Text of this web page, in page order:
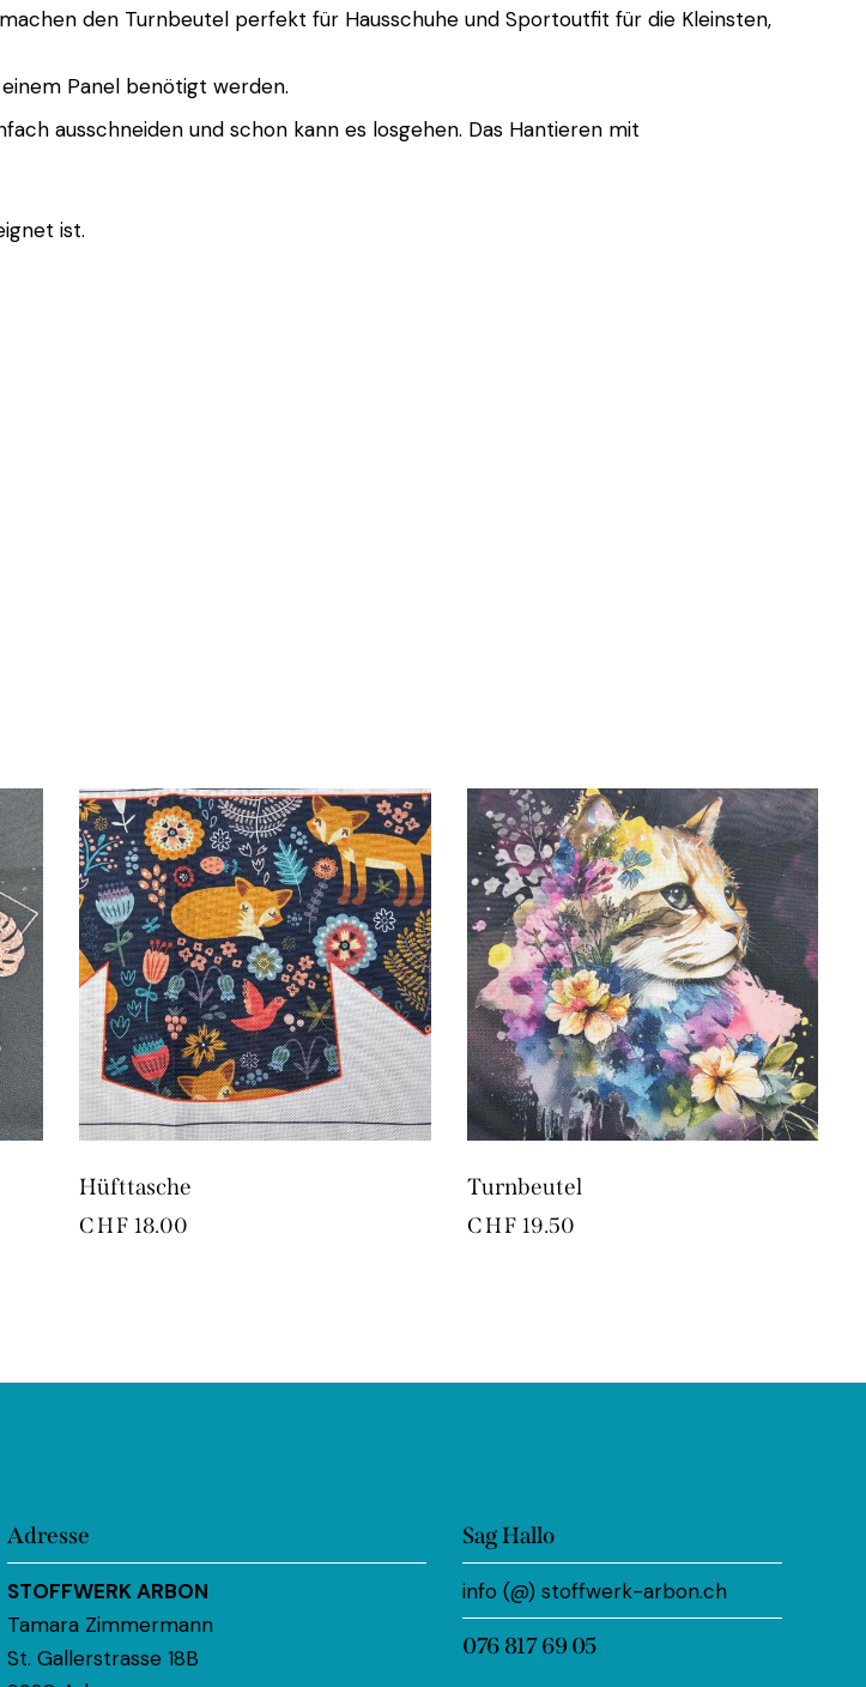
den Turnbeutel perfekt für Hausschuhe und Sportoutfit für die Kleinsten,
Panel benötigt werden.
ausschneiden und schon kann es losgehen. Das Hantieren mit
ist.
Hüfttasche
CHF 18.00
Turnbeutel
CHF 19.50
Adresse
STOFFWERK ARBON
Tamara Zimmermann
St. Gallerstrasse 18B
Sag Hallo
info (@) stoffwerk-arbon.ch
076 817 69 05